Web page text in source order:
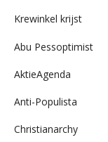
Krewinkel krijst
Abu Pessoptimist
AktieAgenda
Anti-Populista
Christianarchy